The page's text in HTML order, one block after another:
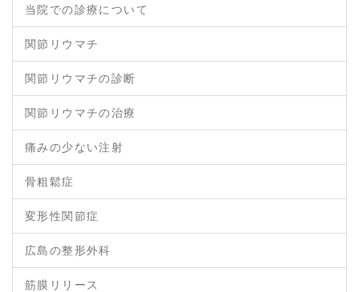
当院での診療について
関節リウマチ
関節リウマチの診断
関節リウマチの治療
痛みの少ない注射
骨粗鬆症
変形性関節症
広島の整形外科
筋膜リリース